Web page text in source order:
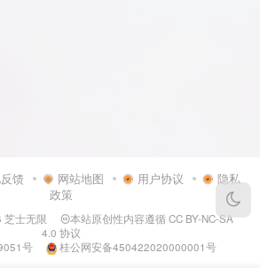
馈 网站地图 用户协议
隐私
政策
芝士无限 本站原创性内容遵循CC BY-NC-SA
4.0 协议
号
桂公网安备450422020000001号